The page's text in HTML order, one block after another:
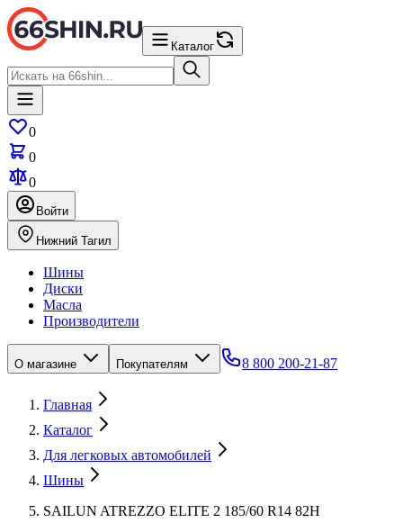
Каталог
0
0
0
Войти
Нижний Тагил
Шины
Диски
Масла
Производители
О магазине Покупателям 8 800 200-21-87
Главная
Каталог
Для легковых автомобилей
Шины
SAILUN ATREZZO ELITE 2 185/60 R14 82H